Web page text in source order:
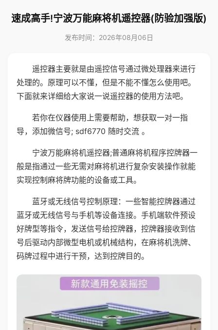
速成高手!宁波万能麻将机遥控器(防验加强版)
发布时间：2026年08月06日
遥控器主要就是由遥控信号通过微处理器来进行
处理的。原理可以不懂，但是不能不懂怎么使用吧。
下面就来详细给大家说一说遥控器的使用方法吧。
若你在仪器使用上需要帮助，想获取一对一指
导，添加微信号; sdf6770 随时交流 。
宁波万能麻将机遥控器;普通麻将机程序控牌器一
般是指通过一些无需对麻将机进行复杂安装操作就能
实现控制麻将牌功能的设备或工具。
蓝牙或无线信号控制原理：一些智能控牌器通过
蓝牙或无线信号与手机等设备连接。手机端软件预设
好牌型等指令，发送信号给控牌器，控牌器接收到信
号后驱动内部微型电机或机械结构，在麻将机洗牌、
码牌过程中进行干预，达到控牌目的。